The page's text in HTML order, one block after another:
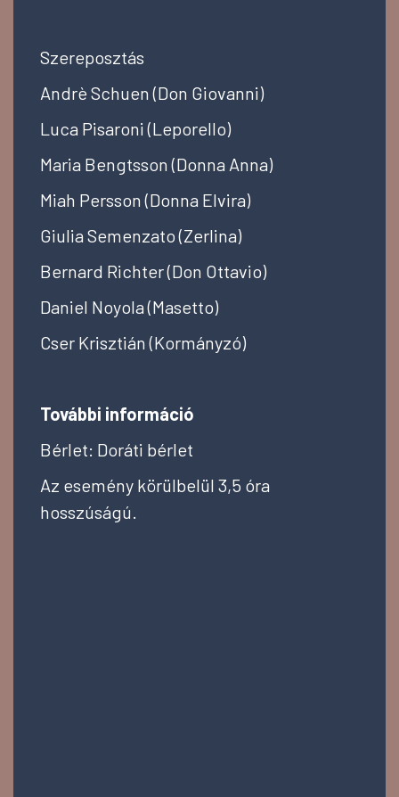
Szereposztás
Andrè Schuen (Don Giovanni)
Luca Pisaroni (Leporello)
Maria Bengtsson (Donna Anna)
Miah Persson (Donna Elvira)
Giulia Semenzato (Zerlina)
Bernard Richter (Don Ottavio)
Daniel Noyola (Masetto)
Cser Krisztián (Kormányzó)
További információ
Bérlet: Doráti bérlet
Az esemény körülbelül 3,5 óra
hosszúságú.